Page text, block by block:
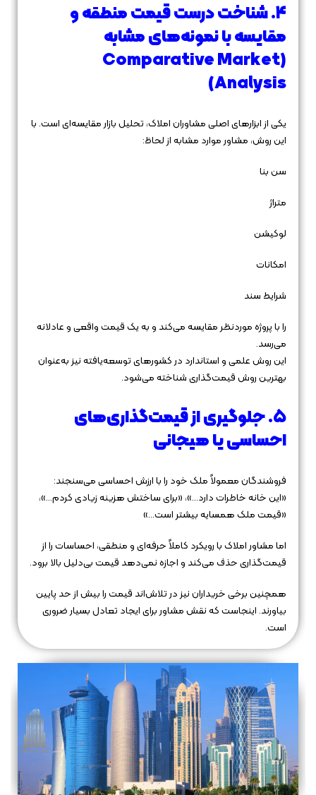
۴. شناخت درست قیمت منطقه و
مقایسه با نمونه‌های مشابه
(Comparative Market
Analysis)
یکی از ابزارهای اصلی مشاوران املاک، تحلیل بازار مقایسه‌ای است. با
این روش، مشاور موارد مشابه از لحاظ:
سن بنا
متراژ
لوکیشن
امکانات
شرایط سند
را با پروژه موردنظر مقایسه می‌کند و به یک قیمت واقعی و عادلانه
می‌رسد.
این روش علمی و استاندارد در کشورهای توسعه‌یافته نیز به‌عنوان
بهترین روش قیمت‌گذاری شناخته می‌شود.
۵. جلوگیری از قیمت‌گذاری‌های
احساسی یا هیجانی
فروشندگان معمولاً ملک خود را با ارزش احساسی می‌سنجند:
«این خانه خاطرات دارد…»، «برای ساختش هزینه زیادی کردم…»،
«قیمت ملک همسایه بیشتر است…»
اما مشاور املاک با رویکرد کاملاً حرفه‌ای و منطقی، احساسات را از
قیمت‌گذاری حذف می‌کند و اجازه نمی‌دهد قیمت بی‌دلیل بالا برود.
همچنین برخی خریداران نیز در تلاش‌اند قیمت را بیش از حد پایین
بیاورند. اینجاست که نقش مشاور برای ایجاد تعادل بسیار ضروری
است.